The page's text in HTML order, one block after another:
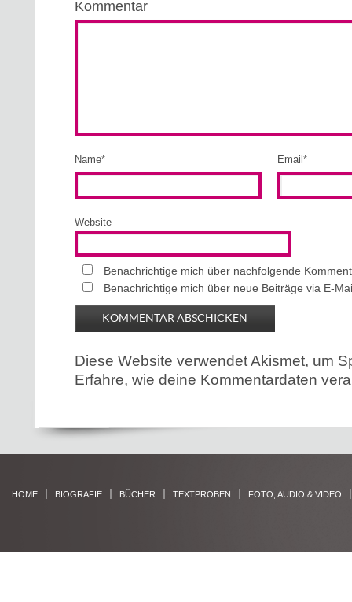
Kommentar
Name* Email *
Website
Benachrichtige mich über nachfolgende
Benachrichtige mich über neue Beiträge via E-
Diese Website verwendet Akismet, um
Erfahre, wie deine Kommentardaten
HOME BIOGRAFIE BÜCHER TEXTPROBEN FOTO, AUDIO & VIDEO